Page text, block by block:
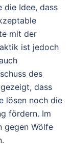
die Idee, dass
mit der
ist jedoch
des
dass
lösen noch die
fördern. Im
gegen Wölfe